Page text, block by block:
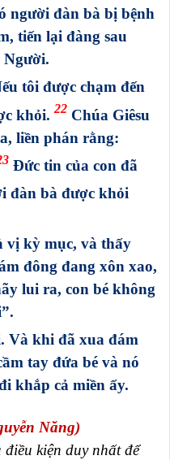
người đàn bà bị bệnh
tiến lại đàng sau
Người.
tôi được chạm đến
khỏi.22 Chúa Giêsu
liền phán rằng:
Ðức tin của con đã
đàn bà được khỏi
vị kỳ mục, và thấy
đông đang xôn xao,
lui ra, con bé không
Và khi đã xua đám
tay đứa bé và nó
khắp cả miền ấy.
Năng)
kiện duy nhất để